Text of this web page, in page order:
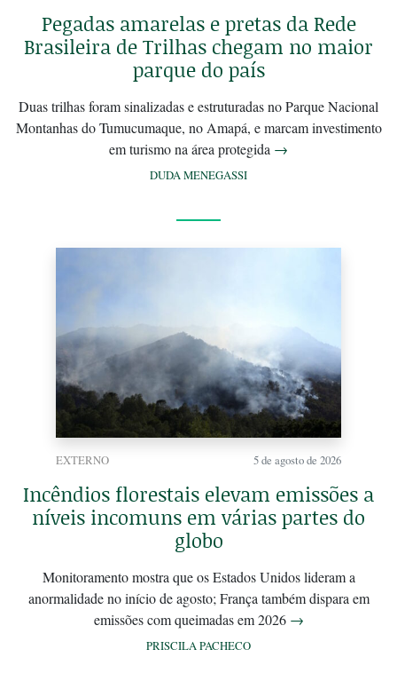
Pegadas amarelas e pretas da Rede
Brasileira de Trilhas chegam no maior
parque do país
Duas trilhas foram sinalizadas e estruturadas no Parque Nacional
Montanhas do Tumucumaque, no Amapá, e marcam investimento
em turismo na área protegida →
DUDA MENEGASSI
EXTERNO 5 de agosto de 2026
Incêndios florestais elevam emissões a
níveis incomuns em várias partes do
globo
Monitoramento mostra que os Estados Unidos lideram a
anormalidade no início de agosto; França também dispara em
emissões com queimadas em 2026 →
PRISCILA PACHECO